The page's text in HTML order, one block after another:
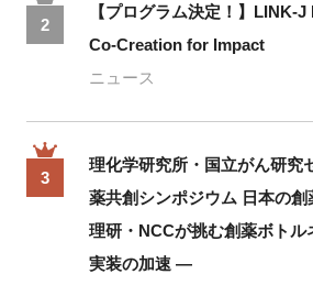
2
【プログラム決定！】LINK-J
Co-Creation for Impact
ニュース
3
理化学研究所・国立がん研究
薬共創シンポジウム 日本の
理研・NCCが挑む創薬ボトル
実装の加速 ―